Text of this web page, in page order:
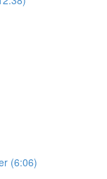
(6:06)